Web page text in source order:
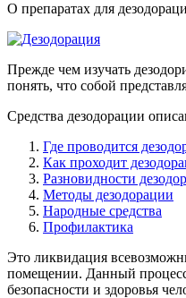
О препаратах для
Прежде чем изучать
понять, что собой
Средства дезодорации
Где проводится
Как проходит
Разновидности
Методы дезодорации
Народные средства
Профилактика
Это ликвидация
помещении. Данный
безопасности и здоровья